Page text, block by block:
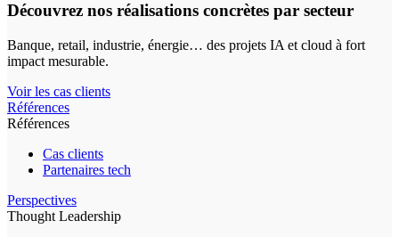
Découvrez nos réalisations concrètes par secteur
Banque, retail, industrie, énergie… des projets IA et cloud à fort
impact mesurable.
Voir les cas clients
Références
Références
Cas clients
Partenaires tech
Perspectives
Thought Leadership